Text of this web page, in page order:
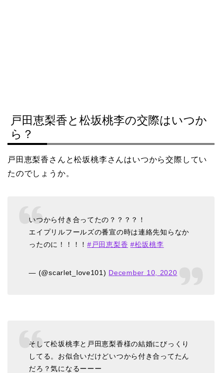
戸田恵梨香と松坂桃李の交際はいつか
ら？
戸田恵梨香さんと松坂桃李さんはいつから交際してい
たのでしょうか。
いつから付き合ってたの？？？？！
エイプリルフールズの番宣の時は連絡先知らなか
ったのに！！！！ #戸田恵梨香 #松坂桃李
— (@scarlet_love101) December 10, 2020
そして松坂桃李と戸田恵梨香様の結婚にびっくり
してる。お似合いだけどいつから付き合ってたん
だろ？気になるーーー